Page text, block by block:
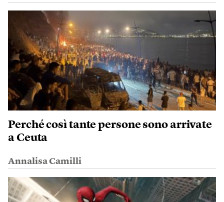
Perché così tante persone sono arrivate
a Ceuta
Annalisa Camilli